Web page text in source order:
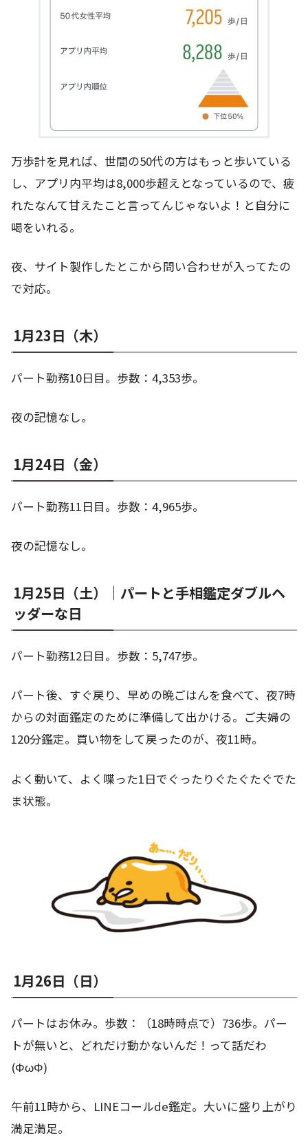
万歩計を見れば、世間の50代の方はもっと歩いている
し、アプリ内平均は8,000歩超えとなっているので、疲
れたなんて甘えたこと言ってんじゃないよ！と自分に
喝をいれる。
夜、サイト製作したとこから問い合わせが入ってたの
で対応。
1月23日（木）
パート勤務10日目。歩数：4,353歩。
夜の記憶なし。
1月24日（金）
パート勤務11日目。歩数：4,965歩。
夜の記憶なし。
1月25日（土）｜パートと手相鑑定ダブルヘ
ッダーな日
パート勤務12日目。歩数：5,747歩。
パート後、すぐ戻り、早めの晩ごはんを食べて、夜7時
からの対面鑑定のために準備して出かける。ご夫婦の
120分鑑定。買い物をして戻ったのが、夜11時。
よく動いて、よく喋った1日でぐったりぐたぐたぐでた
ま状態。
1月26日（日）
パートはお休み。歩数：（18時時点で）736歩。パー
トが無いと、どれだけ動かないんだ！って話だわ
(ΦωΦ)
午前11時から、LINEコールde鑑定。大いに盛り上がり
満足満足。